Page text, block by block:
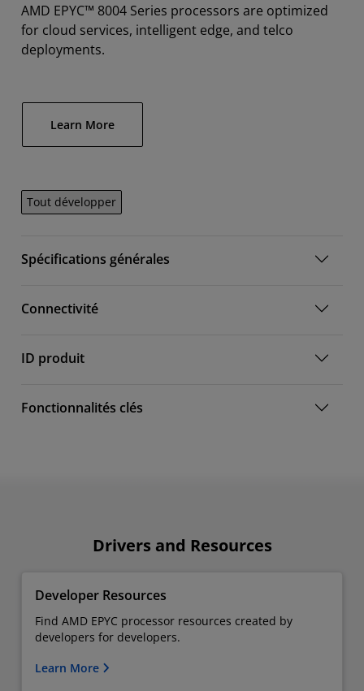
AMD EPYC™ 8004 Series processors are optimized
for cloud services, intelligent edge, and telco
deployments.
Learn More
Tout développer
Spécifications générales
Connectivité
ID produit
Fonctionnalités clés
Drivers and Resources
Developer Resources
Find AMD EPYC processor resources created by
developers for developers.
Learn More